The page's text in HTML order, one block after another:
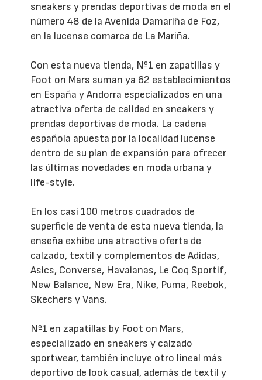
sneakers y prendas deportivas de moda en el
número 48 de la Avenida Damariña de Foz,
en la lucense comarca de La Mariña.
Con esta nueva tienda, Nº1 en zapatillas y
Foot on Mars suman ya 62 establecimientos
en España y Andorra especializados en una
atractiva oferta de calidad en sneakers y
prendas deportivas de moda. La cadena
española apuesta por la localidad lucense
dentro de su plan de expansión para ofrecer
las últimas novedades en moda urbana y
life-style.
En los casi 100 metros cuadrados de
superficie de venta de esta nueva tienda, la
enseña exhibe una atractiva oferta de
calzado, textil y complementos de Adidas,
Asics, Converse, Havaianas, Le Coq Sportif,
New Balance, New Era, Nike, Puma, Reebok,
Skechers y Vans.
Nº1 en zapatillas by Foot on Mars,
especializado en sneakers y calzado
sportwear, también incluye otro lineal más
deportivo de look casual, además de textil y